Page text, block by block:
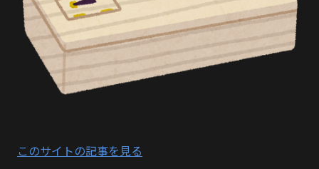
このサイトの記事を見る